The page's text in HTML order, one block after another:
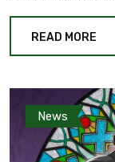
READ MORE
News